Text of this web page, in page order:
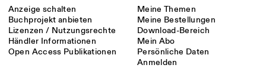
Anzeige schalten
Buchprojekt anbieten
Lizenzen / Nutzungsrechte
Händler Informationen
Open Access Publikationen
Meine Themen
Meine Bestellungen
Download-Bereich
Mein Abo
Persönliche Daten
Anmelden